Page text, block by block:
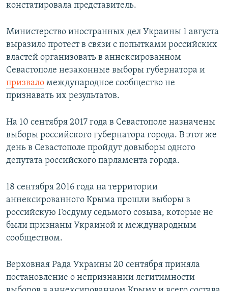
констатировала представитель.
Министерство иностранных дел Украины 1 августа
выразило протест в связи с попытками российских
властей организовать в аннексированном
Севастополе незаконные выборы губернатора и
призвало международное сообщество не
признавать их результатов.
На 10 сентября 2017 года в Севастополе назначены
выборы российского губернатора города. В этот же
день в Севастополе пройдут довыборы одного
депутата российского парламента города.
18 сентября 2016 года на территории
аннексированного Крыма прошли выборы в
российскую Госдуму седьмого созыва, которые не
были признаны Украиной и международным
сообществом.
Верховная Рада Украины 20 сентября приняла
постановление о непризнании легитимности